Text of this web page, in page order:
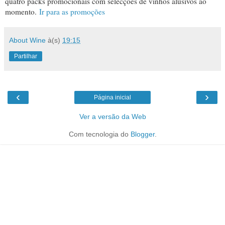
momento. Ir para as promoções
About Wine à(s) 19:15
Partilhar
‹ ›
Página inicial
Ver a versão da Web
Com tecnologia do Blogger.